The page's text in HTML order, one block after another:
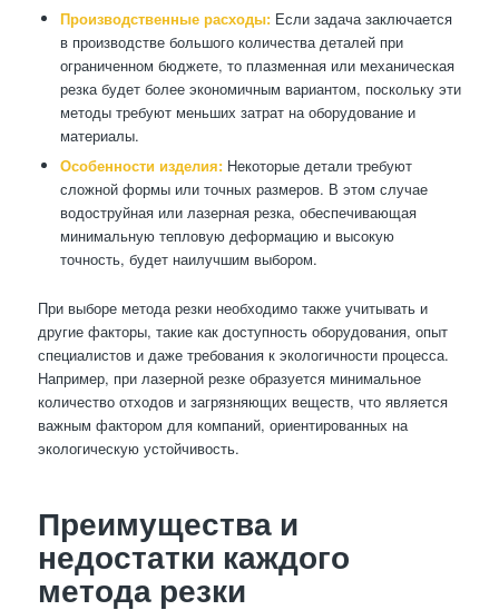
Производственные расходы:Если задача заключается
в производстве большого количества деталей при
ограниченном бюджете, то плазменная или механическая
резка будет более экономичным вариантом, поскольку эти
методы требуют меньших затрат на оборудование и
материалы.
Особенности изделия:Некоторые детали требуют
сложной формы или точных размеров. В этом случае
водоструйная или лазерная резка, обеспечивающая
минимальную тепловую деформацию и высокую
точность, будет наилучшим выбором.
При выборе метода резки необходимо также учитывать и
другие факторы, такие как доступность оборудования, опыт
специалистов и даже требования к экологичности процесса.
Например, при лазерной резке образуется минимальное
количество отходов и загрязняющих веществ, что является
важным фактором для компаний, ориентированных на
экологическую устойчивость.
Преимущества и
недостатки каждого
метода резки